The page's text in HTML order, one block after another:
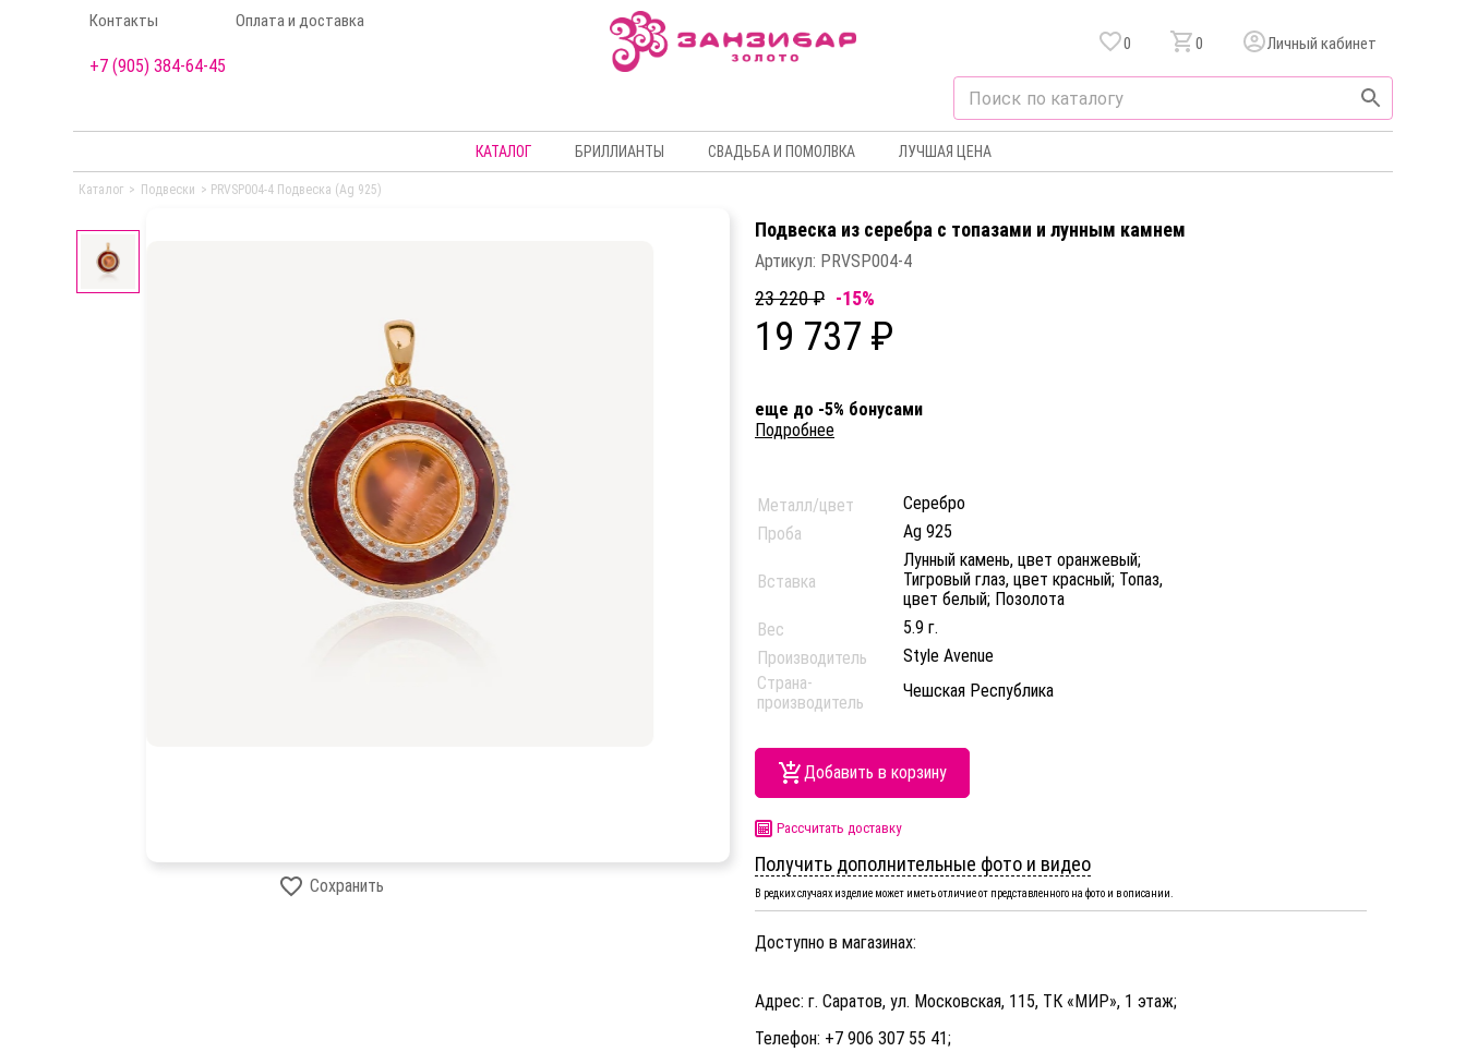
Контакты Оплата и доставка
+7 (905) 384-64-45
0 0 Личный кабинет
КАТАЛОГ БРИЛЛИАНТЫ СВАДЬБА И ПОМОЛВКА ЛУЧШАЯ ЦЕНА
Каталог > Подвески > PRVSP004-4 Подвеска (Ag 925)
Сохранить
Подвеска из серебра c топазами и лунным камнем
Артикул: PRVSP004-4
23 220 ₽ -15%
19 737 ₽
еще до -5% бонусами
Подробнее
Металл/цвет
Серебро
Проба
Ag 925
Вставка
Лунный камень, цвет оранжевый;
Тигровый глаз, цвет красный; Топаз,
цвет белый; Позолота
Вес
5.9 г.
Производитель
Style Avenue
Страна-
производитель
Чешская Республика
Добавить в корзину
Рассчитать доставку
Получить дополнительные фото и видео
В редких случаях изделие может иметь отличие от представленного на фото и в описании.
Доступно в магазинах:
Адрес: г. Саратов, ул. Московская, 115, ТК «МИР», 1 этаж;
Телефон: +7 906 307 55 41;